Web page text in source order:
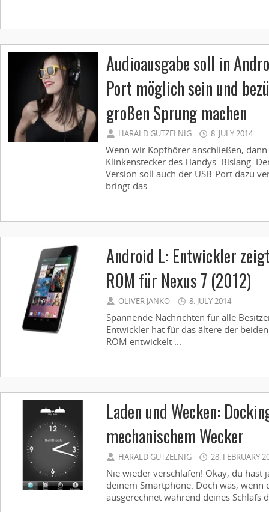
Audioausgabe soll in
Port möglich sein und
großen Sprung machen
HARALD GUTZELNIG 8. JULY 2014
Wenn wir Kopfhörer anschließen,
Klinkenstecker des Handys. Bislang.
Version soll auch der USB-Port dazu
bringt das ...
Android L: Entwickler
ROM für Nexus 7 (2012)
OLIVER JANKO 8. JULY 2014
Spannende Nachrichten für alle
Entwickler hat für das ältere der
ROM entwickelt ...
Laden und Wecken:
mechanischem Wecker
HARALD GUTZELNIG 28. FEBRUARY
Nie wieder verschlafen! Okay, du hast
deinem Smartphone. Doch was, wenn
ausgerechnet während deines Schlafs